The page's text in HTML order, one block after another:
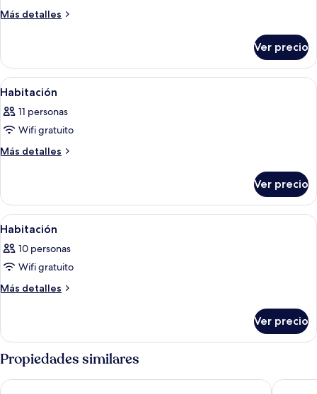
Más detalles
Más
tradicional
(Japanese-
Style)
Ver precio
Abrir
todas
las
fotos
de
Un baño de hotel con dos
6
Habitación
11 personas
Wifi gratuito
Más detalles
Más
Ver precio
Abrir
todas
las
fotos
de
Un baño de hotel con dos
2
Habitación
10 personas
Wifi gratuito
Más detalles
Más
Ver precio
Propiedades similares
LiVEMAX RESORT AKIMIYAJIMA Sakuraya